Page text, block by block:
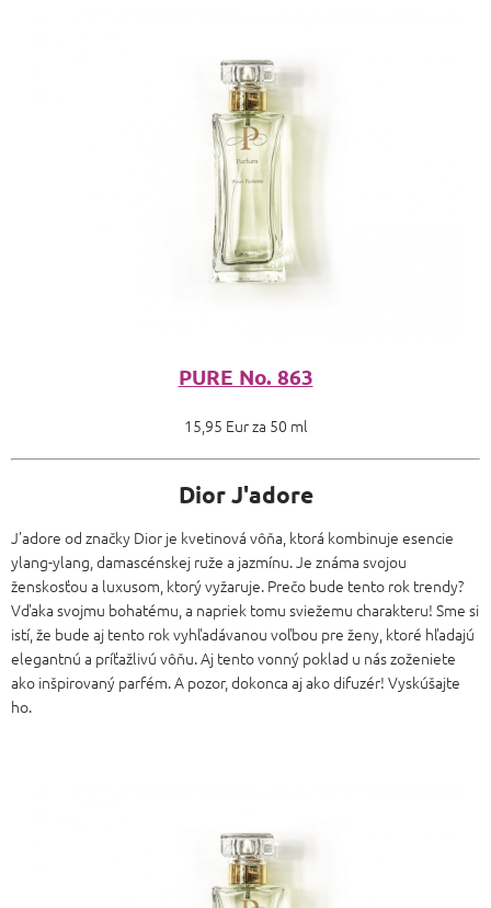
PURE No. 863
15,95 Eur za 50 ml
Dior J'adore
J'adore od značky Dior je kvetinová vôňa, ktorá kombinuje esencie
ylang-ylang, damascénskej ruže a jazmínu. Je známa svojou
ženskosťou a luxusom, ktorý vyžaruje. Prečo bude tento rok trendy?
Vďaka svojmu bohatému, a napriek tomu sviežemu charakteru! Sme si
istí, že bude aj tento rok vyhľadávanou voľbou pre ženy, ktoré hľadajú
elegantnú a príťažlivú vôňu. Aj tento vonný poklad u nás zoženiete
ako inšpirovaný parfém. A pozor, dokonca aj ako difuzér! Vyskúšajte
ho.